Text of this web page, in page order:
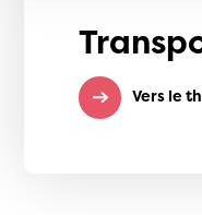
Vers le